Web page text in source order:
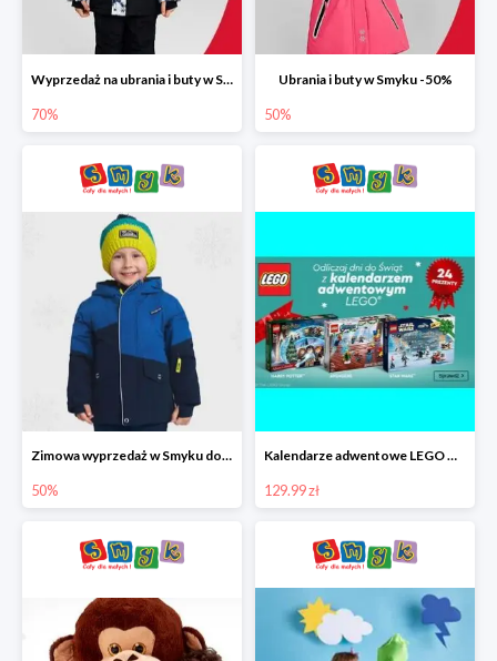
Wyprzedaż na ubrania i buty w Smyku do -70%
70%
Ubrania i buty w Smyku -50%
50%
Zimowa wyprzedaż w Smyku do -50%
50%
Kalendarze adwentowe LEGO w Smyku w super cenie
129.99 zł